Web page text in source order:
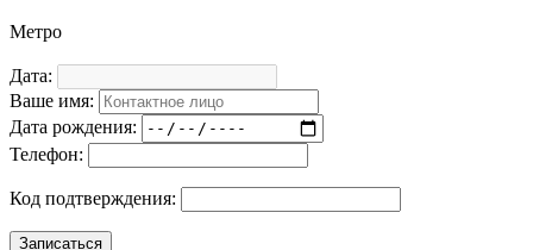
Метро
Дата:
Ваше имя:
Дата рождения:
Телефон:
Код подтверждения: